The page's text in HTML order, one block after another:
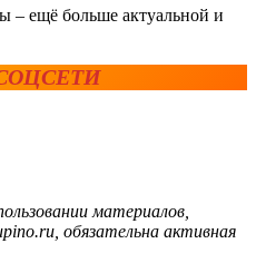
– ещё больше актуальной и
материалов,
обязательна активная